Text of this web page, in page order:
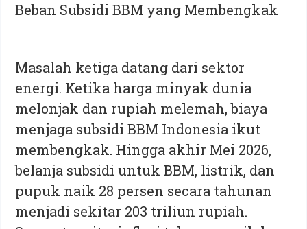
Beban Subsidi BBM yang Membengkak
Masalah ketiga datang dari sektor
energi. Ketika harga minyak dunia
melonjak dan rupiah melemah, biaya
menjaga subsidi BBM Indonesia ikut
membengkak. Hingga akhir Mei 2026,
belanja subsidi untuk BBM, listrik, dan
pupuk naik 28 persen secara tahunan
menjadi sekitar 203 triliun rupiah.